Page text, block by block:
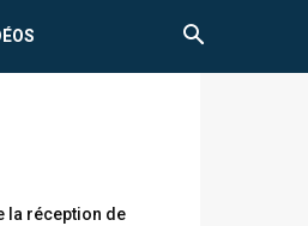
la réception de